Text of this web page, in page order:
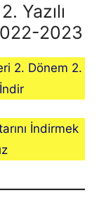
Yazılı
2023
2. Dönem 2.
İndirmek